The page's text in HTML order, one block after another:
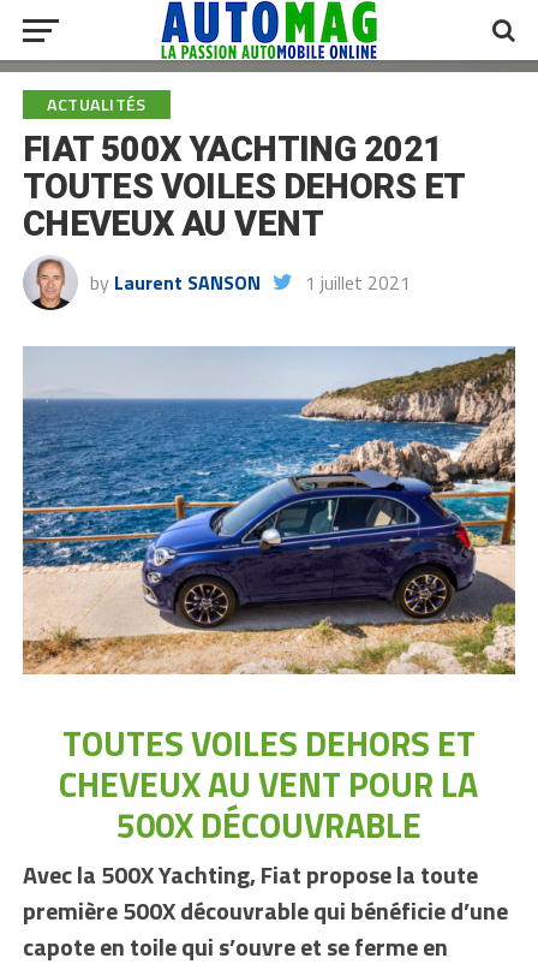
ACTUALITÉS
FIAT 500X YACHTING 2021
TOUTES VOILES DEHORS ET
CHEVEUX AU VENT
by Laurent SANSON 1 juillet 2021
TOUTES VOILES DEHORS ET
CHEVEUX AU VENT POUR LA
500X DÉCOUVRABLE
Avec la 500X Yachting, Fiat propose la toute
première 500X découvrable qui bénéficie d’une
capote en toile qui s’ouvre et se ferme en